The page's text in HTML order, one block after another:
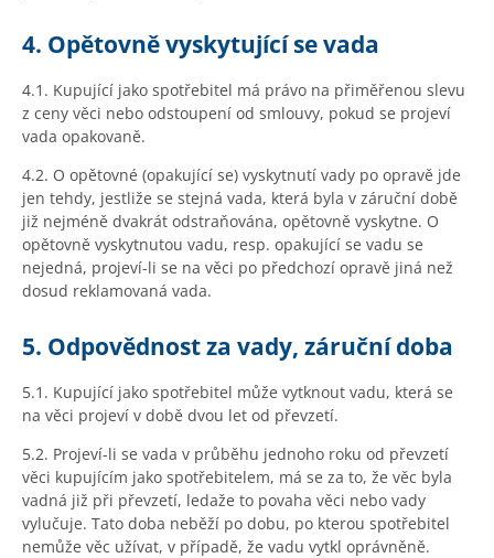
4. Opětovně vyskytující se vada
4.1. Kupující jako spotřebitel má právo na přiměřenou slevu
z ceny věci nebo odstoupení od smlouvy, pokud se projeví
vada opakovaně.
4.2. O opětovné (opakující se) vyskytnutí vady po opravě jde
jen tehdy, jestliže se stejná vada, která byla v záruční době
již nejméně dvakrát odstraňována, opětovně vyskytne. O
opětovně vyskytnutou vadu, resp. opakující se vadu se
nejedná, projeví-li se na věci po předchozí opravě jiná než
dosud reklamovaná vada.
5. Odpovědnost za vady, záruční doba
5.1. Kupující jako spotřebitel může vytknout vadu, která se
na věci projeví v době dvou let od převzetí.
5.2. Projeví-li se vada v průběhu jednoho roku od převzetí
věci kupujícím jako spotřebitelem, má se za to, že věc byla
vadná již při převzetí, ledaže to povaha věci nebo vady
vylučuje. Tato doba neběží po dobu, po kterou spotřebitel
nemůže věc užívat, v případě, že vadu vytkl oprávněně.